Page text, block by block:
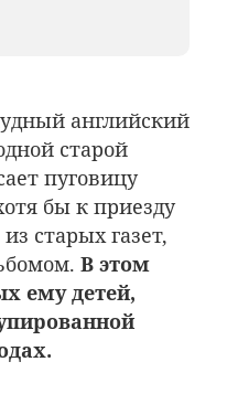
английский
старой
пуговицу
бы к приезду
старых газет,
В этом
ему детей,